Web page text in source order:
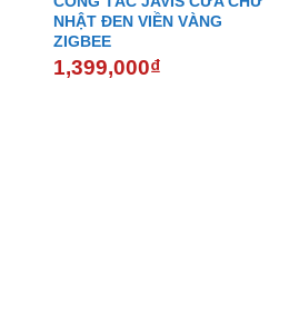
NHẬT ĐEN VIỀN VÀNG
ZIGBEE
1,399,000₫